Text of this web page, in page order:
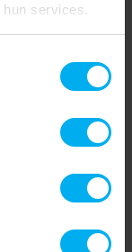
services.